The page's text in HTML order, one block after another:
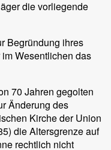
die vorliegende
Begründung ihres
Wesentlichen das
70 Jahren gegolten
Änderung des
Kirche der Union
die Altersgrenze auf
rechtlich nicht